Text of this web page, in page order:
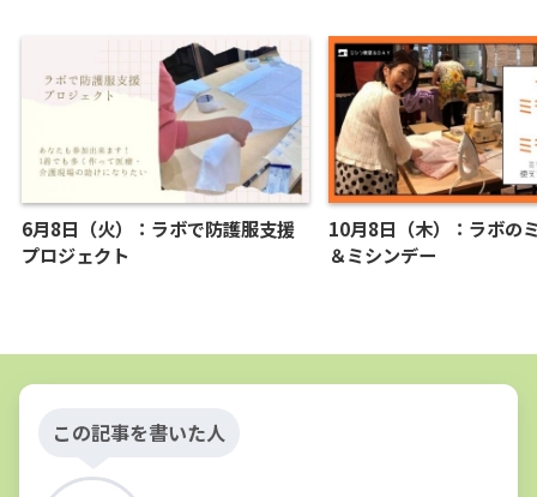
6月8日（火）：ラボで防護服支援
プロジェクト
10月8日（木）：ラボの
＆ミシンデー
この記事を書いた人